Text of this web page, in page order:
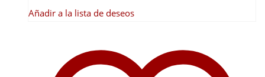
Añadir a la lista de deseos